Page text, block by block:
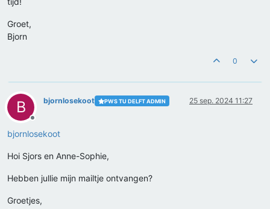
Groet,
Bjorn
0
B
Offline
bjornlosekoot PWS TU DELFT ADMIN 25 sep. 2024 11:27
bjornlosekoot
Hoi Sjors en Anne-Sophie,
Hebben jullie mijn mailtje ontvangen?
Groetjes,